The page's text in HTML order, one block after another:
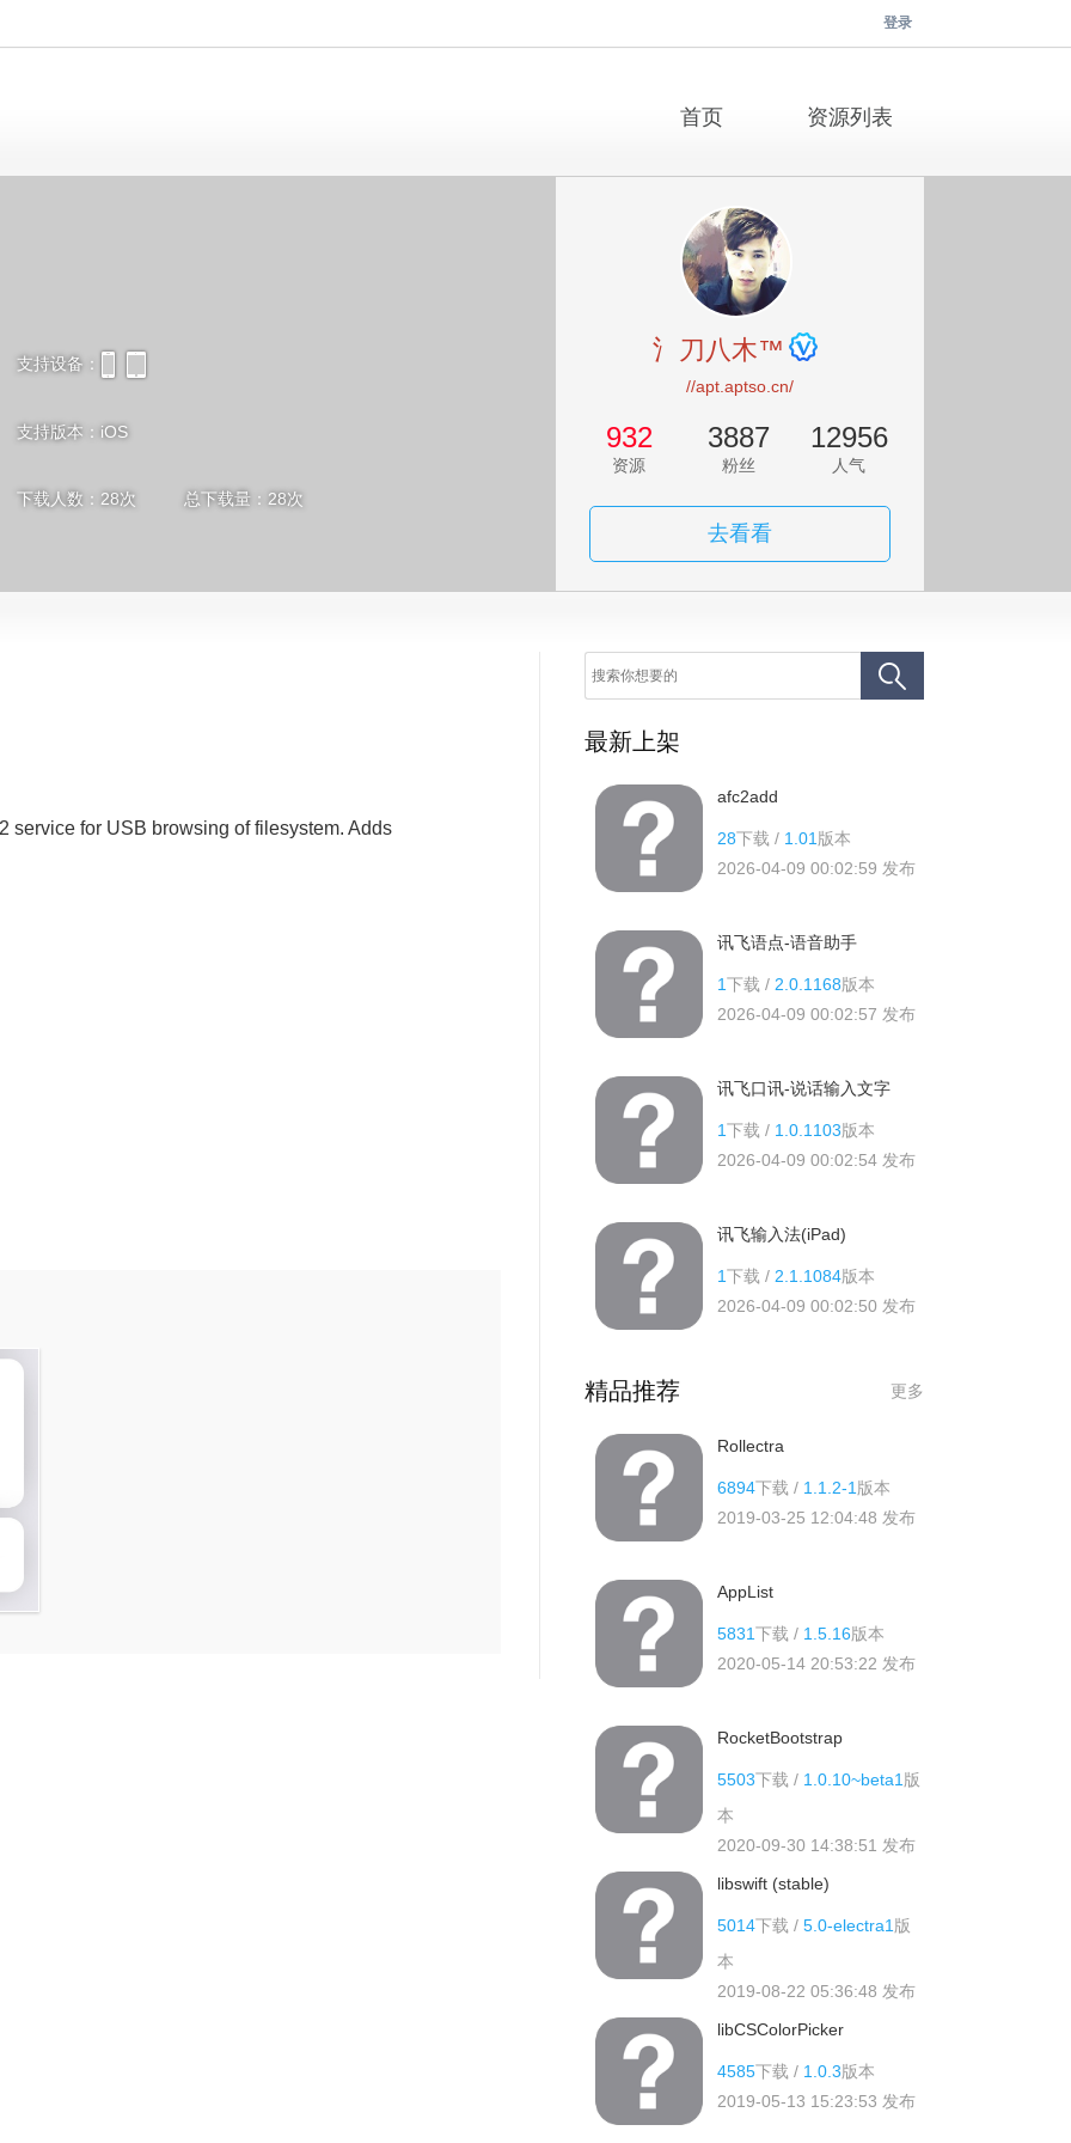
登录
首页 资源列表
支持设备：
支持版本：iOS
下载人数： 28次 总下载量： 28次
氵刀八木™
//apt.aptso.cn/
932
资源
3887
粉丝
12956
人气
去看看
service for USB browsing of filesystem. Adds
最新上架
afc2add
28下载 / 1.01 版本
2026-04-09 00:02:59 发布
讯飞语点-语音助手
1下载 / 2.0.1168版本
2026-04-09 00:02:57 发布
讯飞口讯-说话输入文字
1下载 / 1.0.1103版本
2026-04-09 00:02:54 发布
讯飞输入法(iPad)
1下载 / 2.1.1084版本
2026-04-09 00:02:50 发布
精品推荐 更多
Rollectra
6894下载 / 1.1.2-1 版本
2019-03-25 12:04:48 发布
AppList
5831下载 / 1.5.16版本
2020-05-14 20:53:22 发布
RocketBootstrap
5503下载 / 1.0.10~beta1 版
本
2020-09-30 14:38:51 发布
libswift (stable)
5014下载 / 5.0-electra1 版
本
2019-08-22 05:36:48 发布
libCSColorPicker
4585下载 / 1.0.3版本
2019-05-13 15:23:53 发布